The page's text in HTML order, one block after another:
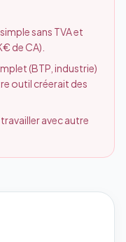
sans TVA et
de CA).
(BTP, industrie)
outil créerait des
avec autre